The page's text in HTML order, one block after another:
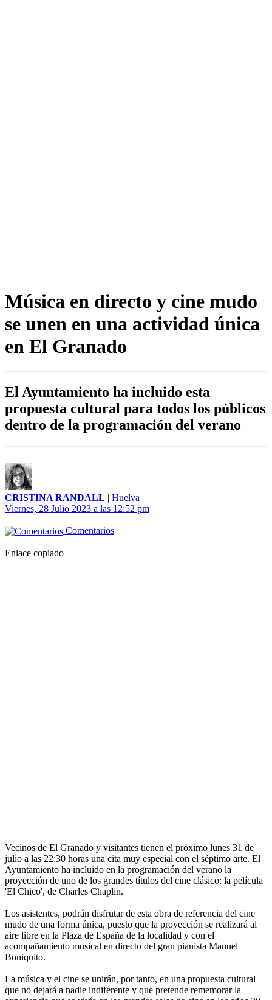
Música en directo y cine mudo
se unen en una actividad única
en El Granado
El Ayuntamiento ha incluido esta
propuesta cultural para todos los públicos
dentro de la programación del verano
CRISTINA RANDALL | Huelva
Viernes, 28 Julio 2023 a las 12:52 pm
Comentarios
Enlace copiado
Vecinos de El Granado y visitantes tienen el próximo lunes 31 de
julio a las 22:30 horas una cita muy especial con el séptimo arte. El
Ayuntamiento ha incluido en la programación del verano la
proyección de uno de los grandes títulos del cine clásico: la película
'El Chico', de Charles Chaplin.
Los asistentes, podrán disfrutar de esta obra de referencia del cine
mudo de una forma única, puesto que la proyección se realizará al
aire libre en la Plaza de España de la localidad y con el
acompañamiento musical en directo del gran pianista Manuel
Boniquito.
La música y el cine se unirán, por tanto, en una propuesta cultural
que no dejará a nadie indiferente y que pretende rememorar la